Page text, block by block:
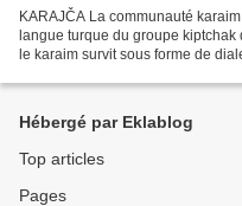
KARAJČA La communauté
langue turque du groupe kiptchak
le karaim survit sous forme de
Hébergé par Eklablog
Top articles
Pages